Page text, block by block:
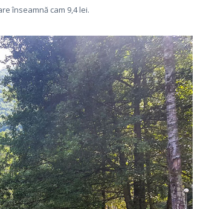
înseamnă cam 9,4 lei.